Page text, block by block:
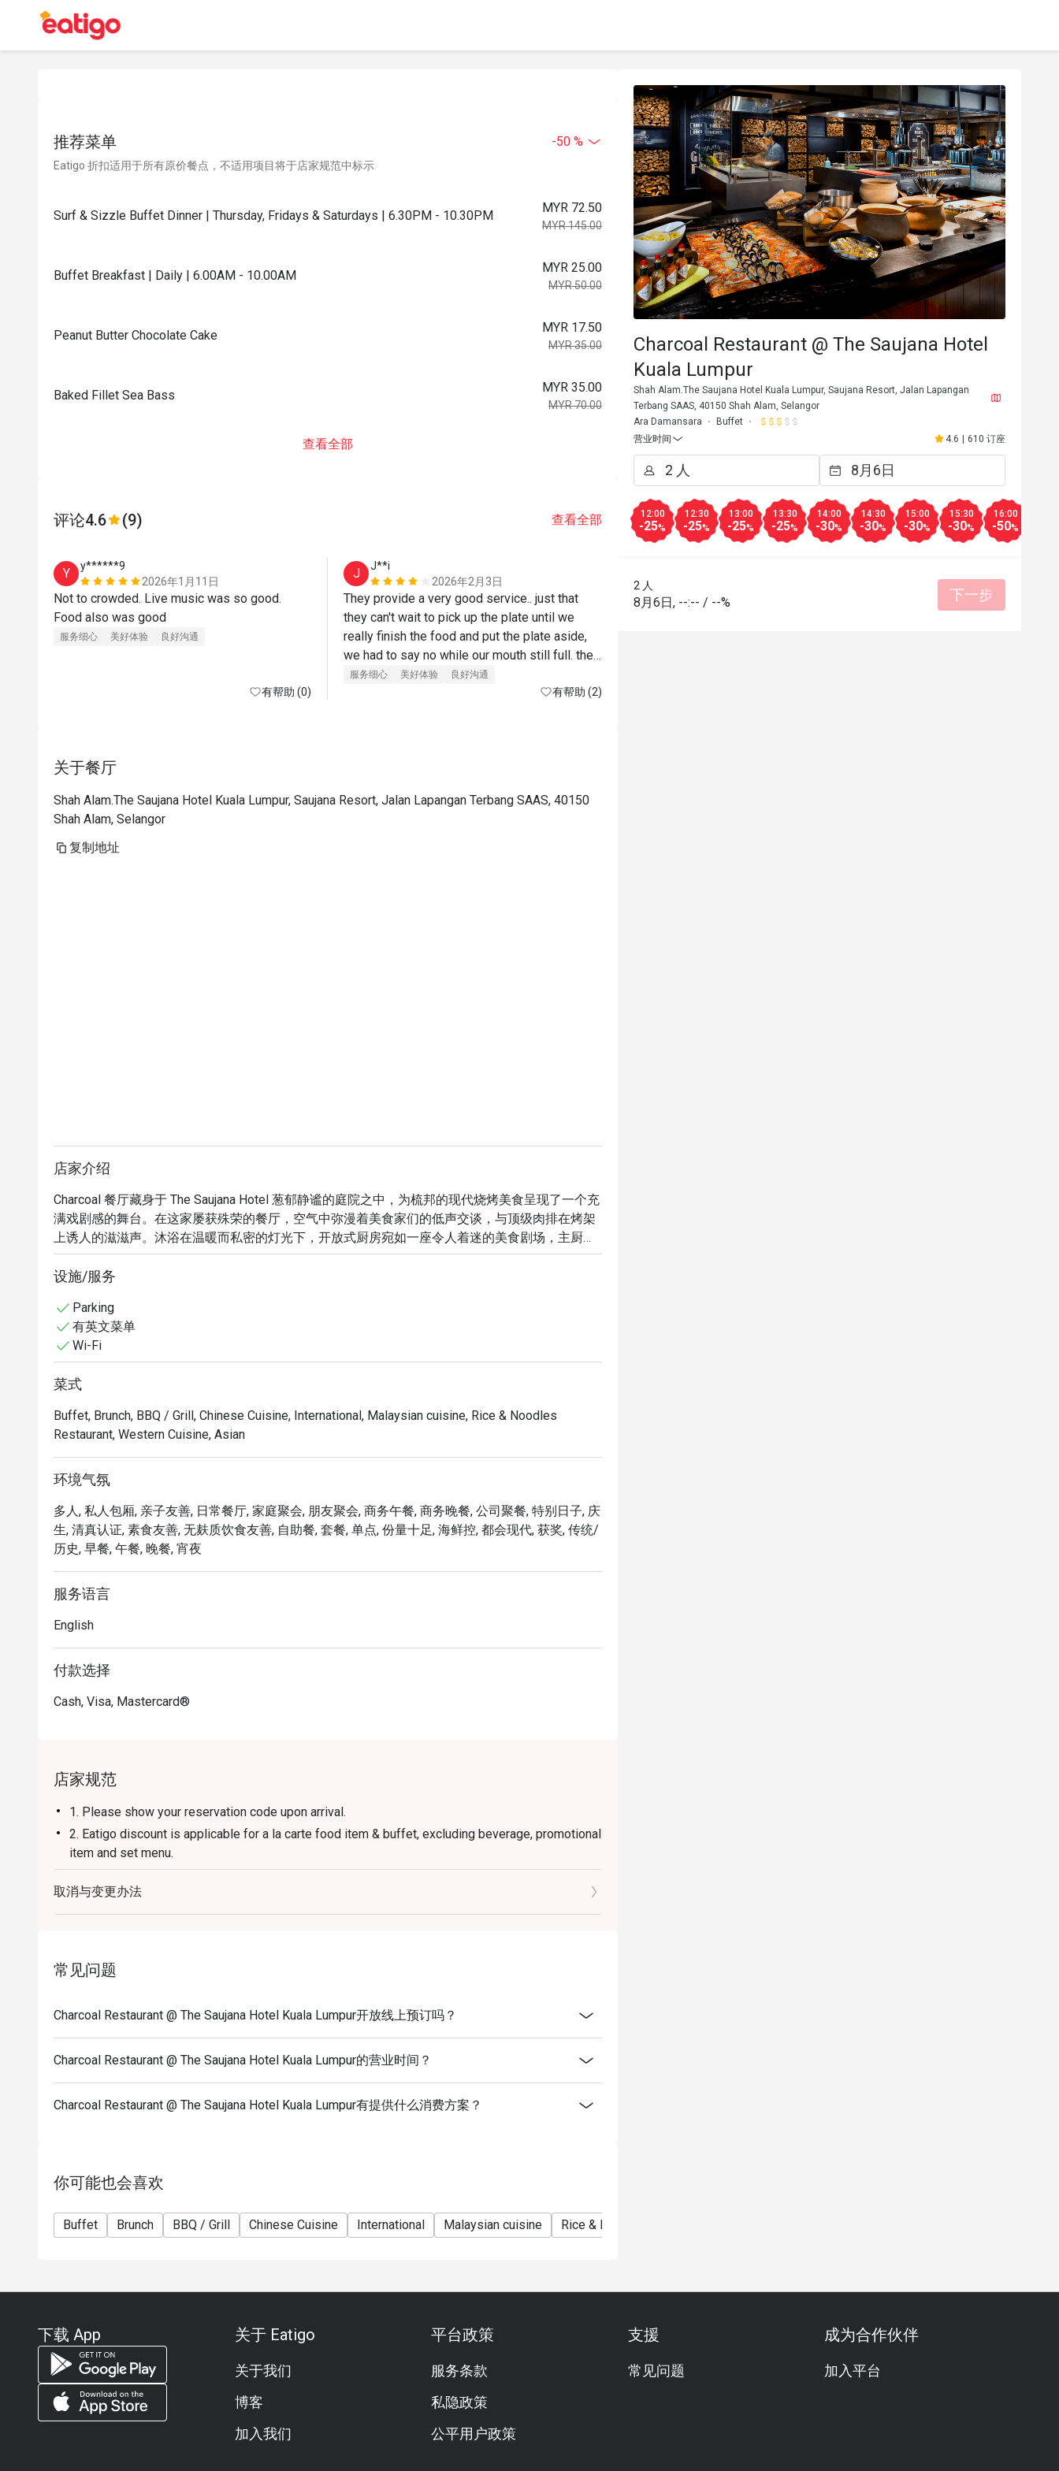
推荐菜单 -50 %
Eatigo 折扣适用于所有原价餐点，不适用项目将于店家规范中标示
Surf & Sizzle Buffet Dinner | Thursday, Fridays & Saturdays | 6.30PM - 10.30PM
MYR 72.50
MYR 145.00
Buffet Breakfast | Daily | 6.00AM - 10.00AM
MYR 25.00
MYR 50.00
Peanut Butter Chocolate Cake
MYR 17.50
MYR 35.00
Baked Fillet Sea Bass
MYR 35.00
MYR 70.00
查看全部
评论4.6 (9) 查看全部
Y
y******9
2026年1月11日
Not to crowded. Live music was so good.
Food also was good
服务细心 美好体验 良好沟通
有帮助 (0)
J
J**i
2026年2月3日
They provide a very good service.. just that
they can't wait to pick up the plate until we
really finish the food and put the plate aside,
we had to say no while our mouth still full. the
food was good too, just that the sotong masak
lemak was too salty and carbonara tasted
prepared to pay for that amount.. What I love is
服务细心 美好体验 良好沟通
有帮助 (2)
价位合理 服务细心 服务细心 美好体验
关于餐厅
Shah Alam.The Saujana Hotel Kuala Lumpur, Saujana Resort, Jalan Lapangan Terbang SAAS, 40150
Shah Alam, Selangor
复制地址
店家介绍
Charcoal 餐厅藏身于 The Saujana Hotel 葱郁静谧的庭院之中，为梳邦的现代烧烤美食呈现了一个充
满戏剧感的舞台。在这家屡获殊荣的餐厅，空气中弥漫着美食家们的低声交谈，与顶级肉排在烤架
上诱人的滋滋声。沐浴在温暖而私密的灯光下，开放式厨房宛如一座令人着迷的美食剧场，主厨们
在此娴熟地掌控着火焰。顶级肉类与海鲜经过炭火熏烤后散发的独特香气，营造出一种精致奢享的
氛围，使其成为必访的美食胜地。
无论您是想享用一顿简便的晚餐，还是悠闲地度过整个夜晚，这里的体验都将让您终身难忘：
这是一场风味与视觉的交响乐。亲眼见证大理石纹般的和牛战斧牛排在噼啪作响的炭火上被煎烤至
完美，或尽情享受招牌黑鳕鱼那细腻而烟熏的风味。再配上度假村宁静的湖景与无可挑剔的服务，
🍽️ 精选推荐
・Grilled Wagyu Striploin | 完美炙烤的顶级和牛，带着迷人的烟熏焦香，以及入口即化的柔嫩口
・Charcoal Satay | 分量十足的鸡肉与牛肉串，经炭火慢烤入味，搭配浓郁的花生酱一同享用。
🥤 招牌饮品
・Saujana Sunset Cooler | 一款充满活力的热带特调，融合了百香果、橙子和红石榴糖浆，瞬间清
爽解渴。
一格。
⭐ Google 评分：4.4 分（来自 250 条评价）
这里是浪漫庆祝、高端商务晚宴的理想选择，也为真正的牛排与烧烤鉴赏家们提供了一个奢华的避
设施/服务
Parking
有英文菜单
Wi-Fi
菜式
Buffet, Brunch, BBQ / Grill, Chinese Cuisine, International, Malaysian cuisine, Rice & Noodles
Restaurant, Western Cuisine, Asian
环境气氛
多人, 私人包厢, 亲子友善, 日常餐厅, 家庭聚会, 朋友聚会, 商务午餐, 商务晚餐, 公司聚餐, 特别日子, 庆
生, 清真认证, 素食友善, 无麸质饮食友善, 自助餐, 套餐, 单点, 份量十足, 海鲜控, 都会现代, 获奖, 传统/
历史, 早餐, 午餐, 晚餐, 宵夜
服务语言
English
付款选择
Cash, Visa, Mastercard®
店家规范
1. Please show your reservation code upon arrival.
2. Eatigo discount is applicable for a la carte food item & buffet, excluding beverage, promotional
item and set menu.
3. Eatigo discount is only applicable for dine in, strictly NOT for takeaway.
4. Eatigo discount apply to the number of people stated in your reservation, not more. If your
party size changes please edit your reservation. If you arrive with more people than stated in
during peak hour.
取消与变更办法
常见问题
Charcoal Restaurant @ The Saujana Hotel Kuala Lumpur开放线上预订吗？
Charcoal Restaurant @ The Saujana Hotel Kuala Lumpur的营业时间？
Charcoal Restaurant @ The Saujana Hotel Kuala Lumpur有提供什么消费方案？
你可能也会喜欢
Buffet Brunch BBQ / Grill Chinese Cuisine International Malaysian cuisine Rice & Noodles Restaurant
Charcoal Restaurant @ The Saujana Hotel
Kuala Lumpur
Shah Alam.The Saujana Hotel Kuala Lumpur, Saujana Resort, Jalan Lapangan
Terbang SAAS, 40150 Shah Alam, Selangor
Ara Damansara
Buffet
营业时间
4.6 | 610 订座
12:00
-25%
12:30
-25%
13:00
-25%
13:30
-25%
14:00
-30%
14:30
-30%
15:00
-30%
15:30
-30%
16:00
-50%
2 人
8月6日, --:-- / --% 下一步
下载 App 关于 Eatigo
关于我们
博客
加入我们
平台政策
服务条款
私隐政策
公平用户政策
支援
常见问题
成为合作伙伴
加入平台